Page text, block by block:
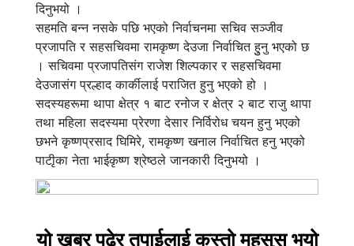
दिनुभयो ।
सहमति बन्न नसके पछि भएको निर्वाचनमा सचिव सञ्जीव
प्रजापति र सहसचिवमा रामकृष्ण देउजा निर्वाचित हुुनु भएको छ
। सचिवमा प्रजापतिसंग राजेश शिल्पकार र सहसचिवमा
देउजासंग प्रल्हाद कार्कीलाई पराजित हुनु भएको हो ।
सदस्यहरूमा थापा क्षेत्र १ बाट रनोज र क्षेत्र २ बाट राजु थापा
तथा महिला सदस्यमा प्रेरणा देसार निर्विरोध चयन हुनु भएको
छभने कृष्णप्रसाद घिमिरे, रामकृष्ण खनाल निर्वाचित हनु भएको
पाटीृका नेता भाईकृष्ण श्रेष्ठले जानकारी दिनुभयो ।
यो खबर पढेर तपाईलाई कस्तो महसुस भयो